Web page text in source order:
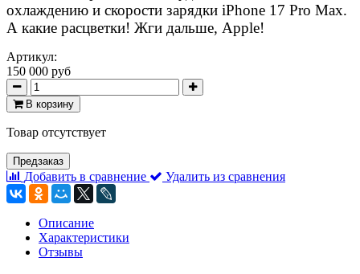
охлаждению и скорости зарядки iPhone 17 Pro Max.
А какие расцветки! Жги дальше, Apple!
Артикул:
150 000 руб
В корзину
Товар отсутствует
Предзаказ
Добавить в сравнение Удалить из сравнения
Описание
Характеристики
Отзывы